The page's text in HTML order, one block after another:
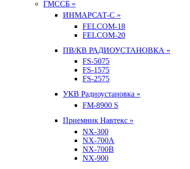
ГМССБ »
ИНМАРСАТ-С »
FELCOM-18
FELCOM-20
ПВ/КВ РАДИОУСТАНОВКА »
FS-5075
FS-1575
FS-2575
УКВ Радиоустановка »
FM-8900 S
Приемник Навтекс »
NX-300
NX-700A
NX-700B
NX-900